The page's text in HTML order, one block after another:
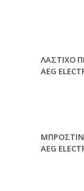
ΛΑΣΤΙΧΟ
AEG
AEG